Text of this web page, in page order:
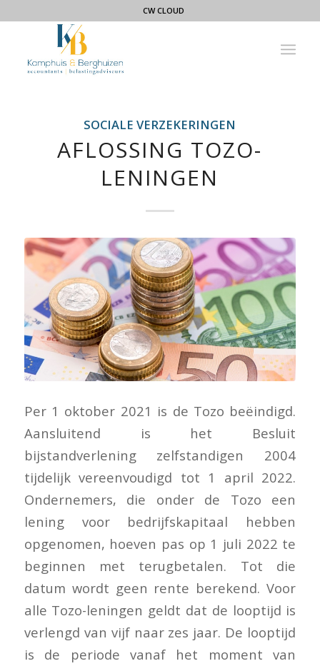
CW CLOUD
SOCIALE VERZEKERINGEN
AFLOSSING TOZO-
LENINGEN
Per 1 oktober 2021 is de Tozo beëindigd.
Aansluitend is het Besluit
bijstandverlening zelfstandigen 2004
tijdelijk vereenvoudigd tot 1 april 2022.
Ondernemers, die onder de Tozo een
lening voor bedrijfskapitaal hebben
opgenomen, hoeven pas op 1 juli 2022 te
beginnen met terugbetalen. Tot die
datum wordt geen rente berekend. Voor
alle Tozo-leningen geldt dat de looptijd is
verlengd van vijf naar zes jaar. De looptijd
is de periode vanaf het moment van